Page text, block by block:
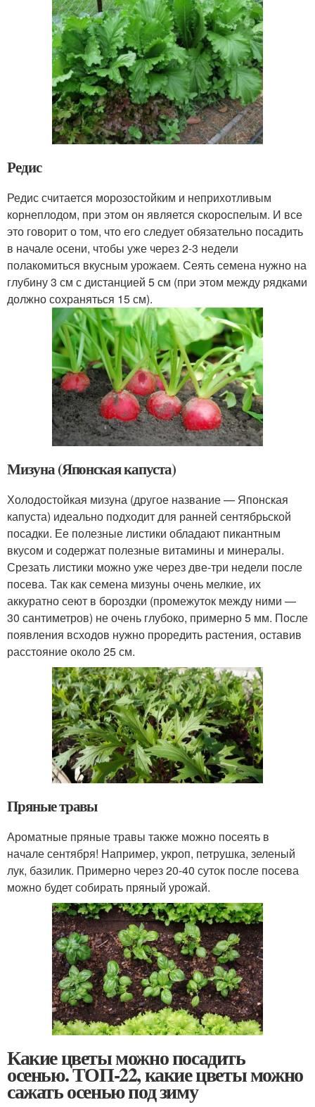
Редис
Редис считается морозостойким и неприхотливым
корнеплодом, при этом он является скороспелым. И все
это говорит о том, что его следует обязательно посадить
в начале осени, чтобы уже через 2-3 недели
полакомиться вкусным урожаем. Сеять семена нужно на
глубину 3 см с дистанцией 5 см (при этом между рядками
должно сохраняться 15 см).
Мизуна (Японская капуста)
Холодостойкая мизуна (другое название — Японская
капуста) идеально подходит для ранней сентябрьской
посадки. Ее полезные листики обладают пикантным
вкусом и содержат полезные витамины и минералы.
Срезать листики можно уже через две-три недели после
посева. Так как семена мизуны очень мелкие, их
аккуратно сеют в бороздки (промежуток между ними —
30 сантиметров) не очень глубоко, примерно 5 мм. После
появления всходов нужно проредить растения, оставив
расстояние около 25 см.
Пряные травы
Ароматные пряные травы также можно посеять в
начале сентября! Например, укроп, петрушка, зеленый
лук, базилик. Примерно через 20-40 суток после посева
можно будет собирать пряный урожай.
Какие цветы можно посадить
осенью. ТОП-22, какие цветы можно
сажать осенью под зиму